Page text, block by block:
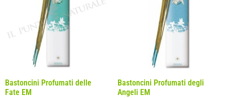
Bastoncini Profumati delle
Fate EM
Bastoncini Profumati degli
Angeli EM